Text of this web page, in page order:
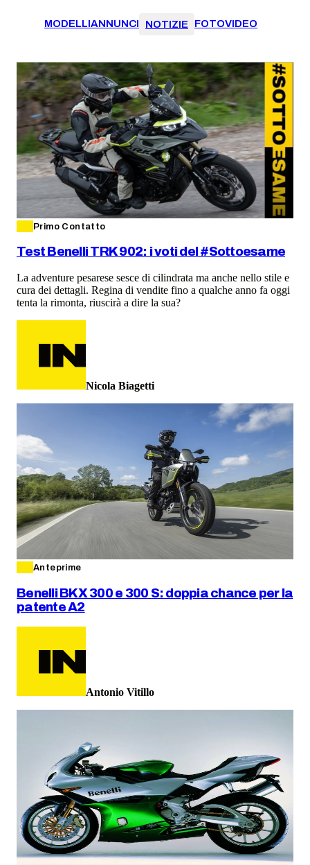
MODELLIANNUNCI NOTIZIE FOTOVIDEO
Primo Contatto
Test Benelli TRK 902: i voti del #Sottoesame
La adventure pesarese sesce di cilindrata ma anche nello stile e
cura dei dettagli. Regina di vendite fino a qualche anno fa oggi
tenta la rimonta, riuscirà a dire la sua?
Nicola Biagetti
Anteprime
Benelli BKX 300 e 300 S: doppia chance per la
patente A2
Antonio Vitillo